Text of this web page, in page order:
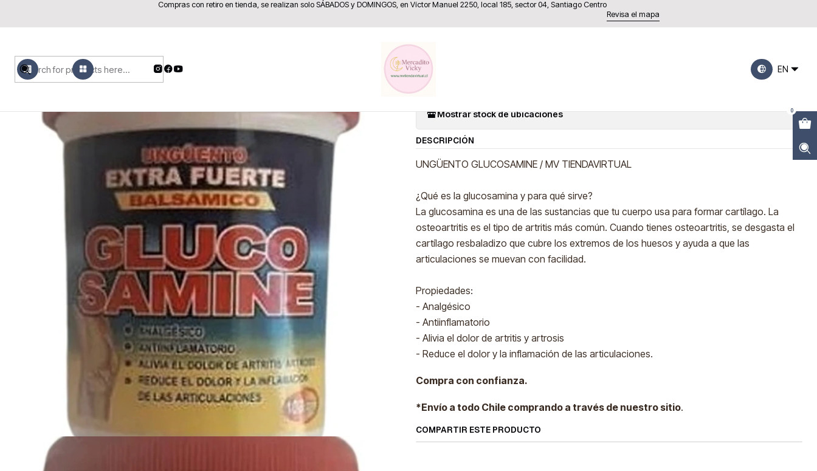
MENU PRODUCTOS EN
0
Compras con retiro en tienda, se realizan solo SÁBADOS y DOMINGOS, en Víctor Manuel 2250, local 185, sector 04, Santiago Centro
Revisa el mapa
Productos Naturales
Ungüento Glucosamine 100grs.
Mostrar stock de ubicaciones
DESCRIPCIÓN
UNGÜENTO GLUCOSAMINE / MV TIENDAVIRTUAL
¿Qué es la glucosamina y para qué sirve?
La glucosamina es una de las sustancias que tu cuerpo usa para formar cartílago. La
osteoartritis es el tipo de artritis más común. Cuando tienes osteoartritis, se desgasta el
cartílago resbaladizo que cubre los extremos de los huesos y ayuda a que las
articulaciones se muevan con facilidad.
Propiedades:
- Analgésico
- Antiinflamatorio
- Alivia el dolor de artritis y artrosis
- Reduce el dolor y la inflamación de las articulaciones.
Compra con confianza.
*Envío a todo Chile comprando a través de nuestro sitio.
COMPARTIR ESTE PRODUCTO